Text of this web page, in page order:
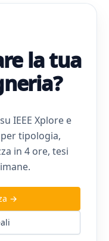
la tua
IEEE Xplore e
tipologia,
in 4 ore, tesi
→